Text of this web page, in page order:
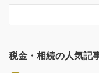
税金・相続の人気記